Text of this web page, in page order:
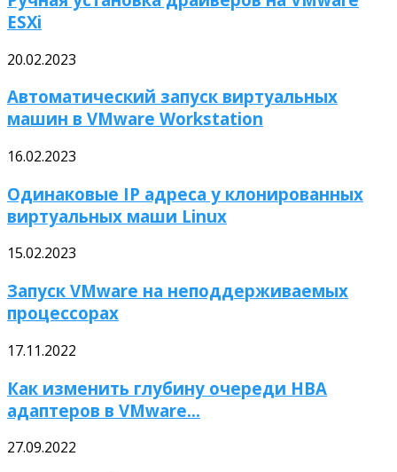
ESXi
20.02.2023
Автоматический запуск виртуальных
машин в VMware Workstation
16.02.2023
Одинаковые IP адреса у клонированных
виртуальных маши Linux
15.02.2023
Запуск VMware на неподдерживаемых
процессорах
17.11.2022
Как изменить глубину очереди HBA
адаптеров в VMware...
27.09.2022